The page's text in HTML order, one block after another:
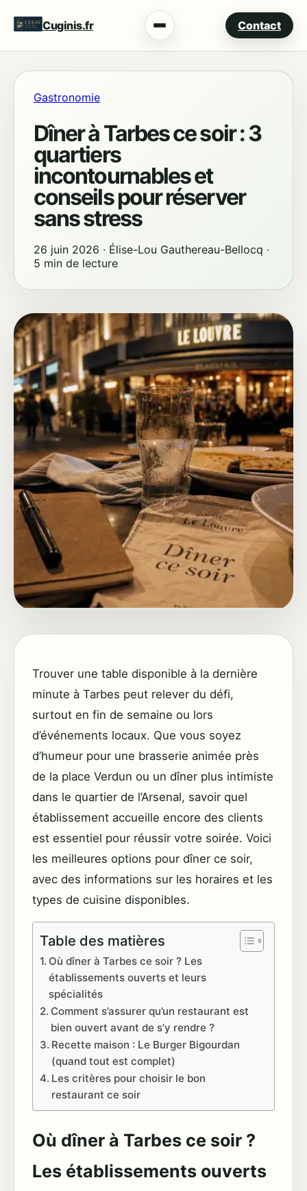
Cuginis.fr Menu Contact
Gastronomie
Dîner à Tarbes ce soir : 3
quartiers
incontournables et
conseils pour réserver
sans stress
26 juin 2026 · Élise-Lou Gauthereau-Bellocq ·
5 min de lecture
Trouver une table disponible à la dernière
minute à Tarbes peut relever du défi,
surtout en fin de semaine ou lors
d’événements locaux. Que vous soyez
d’humeur pour une brasserie animée près
de la place Verdun ou un dîner plus intimiste
dans le quartier de l’Arsenal, savoir quel
établissement accueille encore des clients
est essentiel pour réussir votre soirée. Voici
les meilleures options pour dîner ce soir,
avec des informations sur les horaires et les
types de cuisine disponibles.
Table des matières
Où dîner à Tarbes ce soir ? Les
établissements ouverts et leurs
spécialités
Comment s’assurer qu’un restaurant est
bien ouvert avant de s’y rendre ?
Recette maison : Le Burger Bigourdan
(quand tout est complet)
Les critères pour choisir le bon
restaurant ce soir
Où dîner à Tarbes ce soir ?
Les établissements ouverts